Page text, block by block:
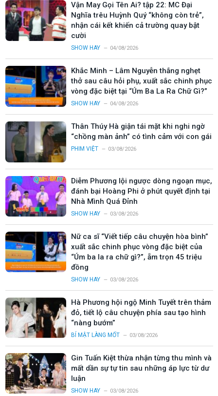
Vận May Gọi Tên Ai? tập 22: MC Đại
Nghĩa trêu Huỳnh Quý “không còn trẻ”,
nhận cái kết khiến cả trường quay bật
cười
SHOW HAY 04/08/2026
Khắc Minh – Lâm Nguyễn thắng nghẹt
thở sau câu hỏi phụ, xuất sắc chinh phục
vòng đặc biệt tại “Úm Ba La Ra Chữ Gì?”
SHOW HAY 04/08/2026
Thân Thúy Hà giận tái mặt khi nghi ngờ
“chồng màn ảnh” có tình cảm với con gái
PHIM VIỆT 03/08/2026
Diễm Phương lội ngược dòng ngoạn mục,
đánh bại Hoàng Phi ở phút quyết định tại
Nhà Mình Quá Đỉnh
SHOW HAY 03/08/2026
Nữ ca sĩ “Viết tiếp câu chuyện hòa bình”
xuất sắc chinh phục vòng đặc biệt của
“Úm ba la ra chữ gì?”, ẵm trọn 45 triệu
đồng
SHOW HAY 03/08/2026
Hà Phương hội ngộ Minh Tuyết trên thảm
đỏ, tiết lộ câu chuyện phía sau tạo hình
“nàng bướm”
BÍ MẬT LÀNG MỐT 03/08/2026
Gin Tuấn Kiệt thừa nhận từng thu mình và
mất dần sự tự tin sau những áp lực từ dư
luận
SHOW HAY 03/08/2026